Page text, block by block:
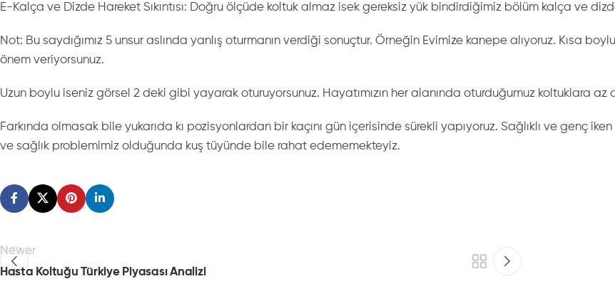
E-Kalça ve Dizde Hareket Sıkıntısı: Doğru ölçüde koltuk almaz isek gereksiz yük bindirdiğimiz bölüm kalça ve
Not: Bu saydığımız 5 unsur aslında yanlış oturmanın verdiği sonuçtur. Örneğin Evimize kanepe alıyoruz. Kısa
önem veriyorsunuz.
Uzun boylu iseniz görsel 2 deki gibi yayarak oturuyorsunuz. Hayatımızın her alanında oturduğumuz koltuklara
Farkında olmasak bile yukarıda kı pozisyonlardan bir kaçını gün içerisinde sürekli yapıyoruz. Sağlıklı ve genç
ve sağlık problemimiz olduğunda kuş tüyünde bile rahat edememekteyiz.
Newer
Hasta Koltuğu Türkiye Piyasası Analizi